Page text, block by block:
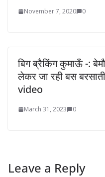
November 7, 2020 0
बिग ब्रैकिंग कुमाऊँ -:
लेकर जा रही बस
video
March 31, 2023 0
Leave a Reply